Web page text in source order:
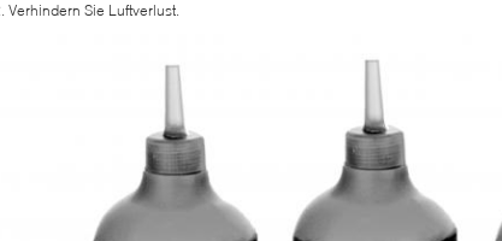
Verhindern Sie Luftverlust.